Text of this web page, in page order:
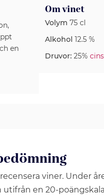
en
Om vinet
Volym 75 cl
Alkohol 12.5 %
Druvor: 25%
viner. Under
en 20-